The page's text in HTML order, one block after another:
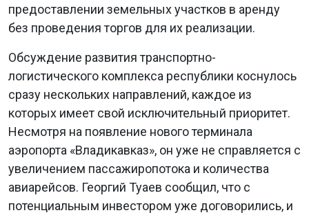
предоставлении земельных участков в аренду
без проведения торгов для их реализации.
Обсуждение развития транспортно-
логистического комплекса республики коснулось
сразу нескольких направлений, каждое из
которых имеет свой исключительный приоритет.
Несмотря на появление нового терминала
аэропорта «Владикавказ», он уже не справляется с
увеличением пассажиропотока и количества
авиарейсов. Георгий Туаев сообщил, что с
потенциальным инвестором уже договорились, и